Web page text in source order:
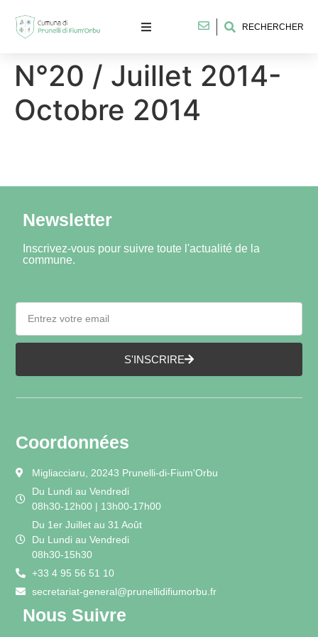
RECHERCHER
N°20 / Juillet 2014-
Octobre 2014
Newsletter
Inscrivez-vous pour suivre toute l'actualité de la
commune.
S'INSCRIRE
Coordonnées
Migliacciaru, 20243 Prunelli-di-Fium'Orbu
Du Lundi au Vendredi
08h30-12h00 | 13h00-17h00
Du 1er Juillet au 31 Août
Du Lundi au Vendredi
08h30-15h30
+33 4 95 56 51 10
secretariat-general@prunellidifiumorbu.fr
Nous Suivre